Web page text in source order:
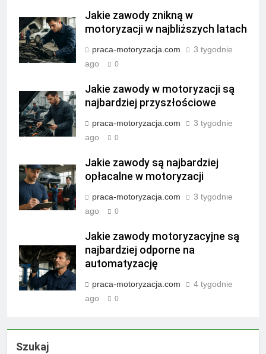
Jakie zawody znikną w
motoryzacji w najbliższych latach
praca-motoryzacja.com
3 tygodnie
ago
0
Jakie zawody w motoryzacji są
najbardziej przyszłościowe
praca-motoryzacja.com
3 tygodnie
ago
0
Jakie zawody są najbardziej
opłacalne w motoryzacji
praca-motoryzacja.com
3 tygodnie
ago
0
Jakie zawody motoryzacyjne są
najbardziej odporne na
automatyzację
praca-motoryzacja.com
4 tygodnie
ago
0
Szukaj